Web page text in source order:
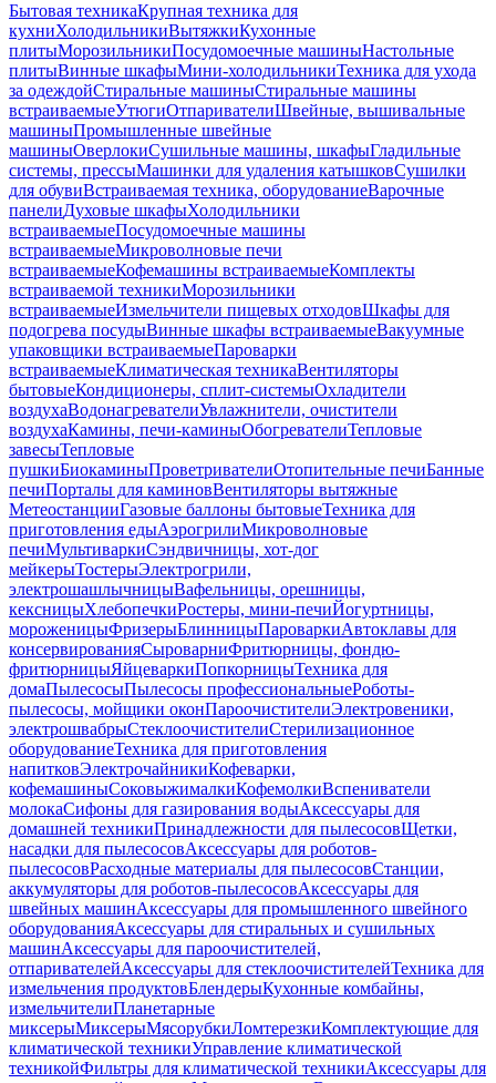
Бытовая техникаКрупная техника для
кухниХолодильникиВытяжкиКухонные
плитыМорозильникиПосудомоечные машиныНастольные
плитыВинные шкафыМини-холодильникиТехника для ухода
за одеждойСтиральные машиныСтиральные машины
встраиваемыеУтюгиОтпаривателиШвейные, вышивальные
машиныПромышленные швейные
машиныОверлокиСушильные машины, шкафыГладильные
системы, прессыМашинки для удаления катышковСушилки
для обувиВстраиваемая техника, оборудованиеВарочные
панелиДуховые шкафыХолодильники
встраиваемыеПосудомоечные машины
встраиваемыеМикроволновые печи
встраиваемыеКофемашины встраиваемыеКомплекты
встраиваемой техникиМорозильники
встраиваемыеИзмельчители пищевых отходовШкафы для
подогрева посудыВинные шкафы встраиваемыеВакуумные
упаковщики встраиваемыеПароварки
встраиваемыеКлиматическая техникаВентиляторы
бытовыеКондиционеры, сплит-системыОхладители
воздухаВодонагревателиУвлажнители, очистители
воздухаКамины, печи-каминыОбогревателиТепловые
завесыТепловые
пушкиБиокаминыПроветривателиОтопительные печиБанные
печиПорталы для каминовВентиляторы вытяжные
МетеостанцииГазовые баллоны бытовыеТехника для
приготовления едыАэрогрилиМикроволновые
печиМультиваркиСэндвичницы, хот-дог
мейкерыТостерыЭлектрогрили,
электрошашлычницыВафельницы, орешницы,
кексницыХлебопечкиРостеры, мини-печиЙогуртницы,
мороженицыФризерыБлинницыПароваркиАвтоклавы для
консервированияСыроварниФритюрницы, фондю-
фритюрницыЯйцеваркиПопкорницыТехника для
домаПылесосыПылесосы профессиональныеРоботы-
пылесосы, мойщики оконПароочистителиЭлектровеники,
электрошвабрыСтеклоочистителиСтерилизационное
оборудованиеТехника для приготовления
напитковЭлектрочайникиКофеварки,
кофемашиныСоковыжималкиКофемолкиВспениватели
молокаСифоны для газирования водыАксессуары для
домашней техникиПринадлежности для пылесосовЩетки,
насадки для пылесосовАксессуары для роботов-
пылесосовРасходные материалы для пылесосовСтанции,
аккумуляторы для роботов-пылесосовАксессуары для
швейных машинАксессуары для промышленного швейного
оборудованияАксессуары для стиральных и сушильных
машинАксессуары для пароочистителей,
отпаривателейАксессуары для стеклоочистителейТехника для
измельчения продуктовБлендерыКухонные комбайны,
измельчителиПланетарные
миксерыМиксерыМясорубкиЛомтерезкиКомплектующие для
климатической техникиУправление климатической
техникойФильтры для климатической техникиАксессуары для